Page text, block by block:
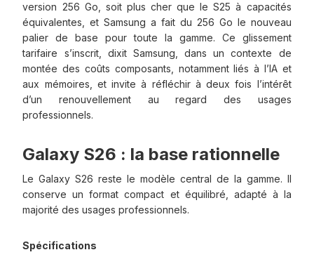
version 256 Go, soit plus cher que le S25 à capacités
équivalentes, et Samsung a fait du 256 Go le nouveau
palier de base pour toute la gamme. Ce glissement
tarifaire s’inscrit, dixit Samsung, dans un contexte de
montée des coûts composants, notamment liés à l’IA et
aux mémoires, et invite à réfléchir à deux fois l’intérêt
d’un renouvellement au regard des usages
professionnels.
Galaxy S26 : la base rationnelle
Le Galaxy S26 reste le modèle central de la gamme. Il
conserve un format compact et équilibré, adapté à la
majorité des usages professionnels.
Spécifications